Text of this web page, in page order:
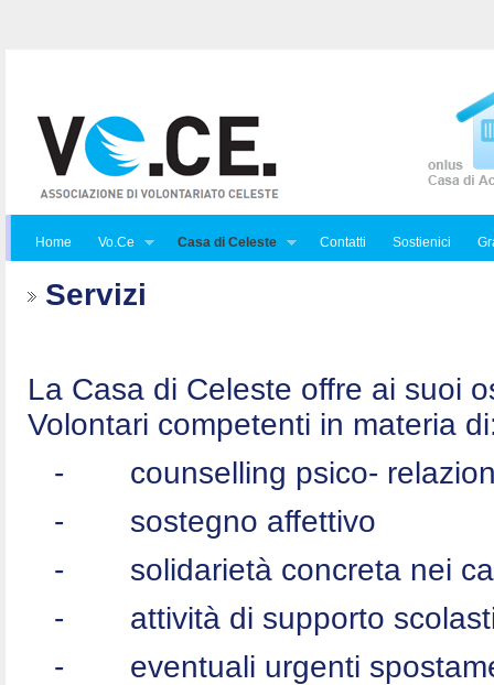
Home Vo.Ce Casa di Celeste Contatti Sostienici
Servizi
La Casa di Celeste offre ai suoi
Volontari competenti in materia
-
counselling psico-
-
sostegno affettivo
-
solidarietà concreta nei
-
attività di supporto
-
eventuali urgenti